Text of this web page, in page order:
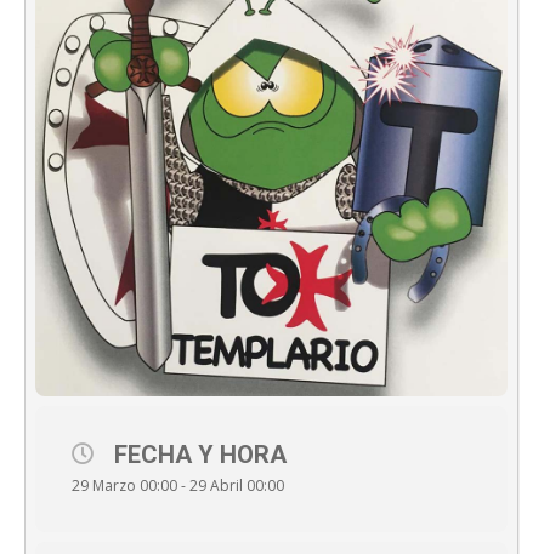
FECHA Y HORA
29 Marzo 00:00 - 29 Abril 00:00